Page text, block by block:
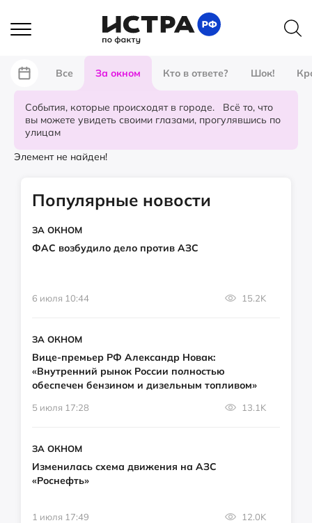
Все За окном Кто в ответе? Шок!
События, которые происходят в городе. Всё то, что
вы можете увидеть своими глазами, прогулявшись по
улицам
Элемент не найден!
Популярные новости
ЗА ОКНОМ
ФАС возбудило дело против АЗС
6 июля 10:44 15.2K
ЗА ОКНОМ
Вице-премьер РФ Александр Новак:
«Внутренний рынок России полностью
обеспечен бензином и дизельным топливом»
5 июля 17:28 13.1K
ЗА ОКНОМ
Изменилась схема движения на АЗС
«Роснефть»
1 июля 17:49 12.0K